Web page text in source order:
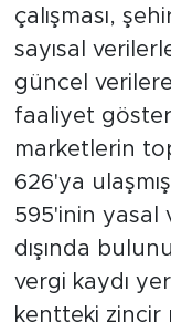
çalışması,
sayısal
güncel
faaliyet
marketlerin
626'ya
595'inin yasal
dışında
vergi kaydı
kentteki zincir